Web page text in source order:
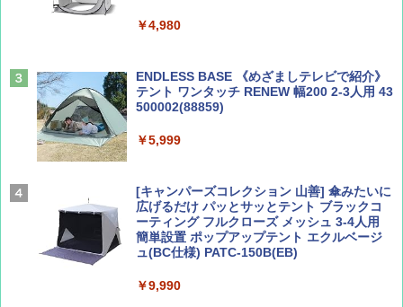
AIRLINE（エアライン）2026年9月号【特
集】ボーイング110周年を祝して！
￥1,760
力的な町 2026～2027 地球の歩き方D アジア
ァキア 2026～2027 地球の歩き方A ヨーロッ
￥2,277
新しい日本地理 地図・統計・移動から読み
解く (講談社現代新書)
￥1,540
￥4,980
ENDLESS BASE 《めざましテレビで紹介》
テント ワンタッチ RENEW 幅200 2-3人用 43
500002(88859)
￥5,999
[キャンパーズコレクション 山善] 傘みたいに
広げるだけ パッとサッとテント ブラックコ
ーティング フルクローズ メッシュ 3-4人用
簡単設置 ポップアップテント エクルベージ
ュ(BC仕様) PATC-150B(EB)
￥9,990